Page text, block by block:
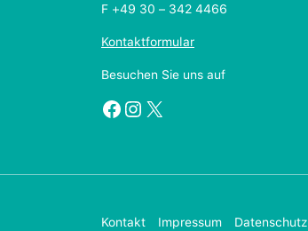
F +49 30 – 342 4466
Kontaktformular
Besuchen Sie uns auf
Facebook
Instagram
X
Kontakt Impressum Datenschutz